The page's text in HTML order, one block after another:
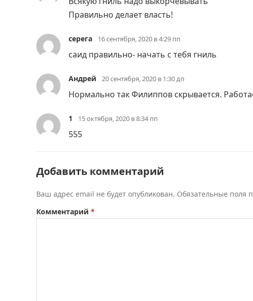
Правильно делает власть!
серега 16 сентября, 2020 в 4:29 пп
саид правильно- начать с тебя гниль
Андрей 20 сентября, 2020 в 1:30 дп
Нормально так Филиппов скрывается.
1 15 октября, 2020 в 8:34 пп
555
Добавить комментарий
Ваш адрес email не будет опубликован. Обязательные поля
Комментарий *